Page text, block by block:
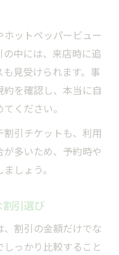
ットペッパービュー
中には、来店時に追
見受けられます。事
を確認し、本当に自
ください。
引チケットも、利用
多いため、予約時や
しょう。
引選び
割引の金額だけでな
っかり比較すること